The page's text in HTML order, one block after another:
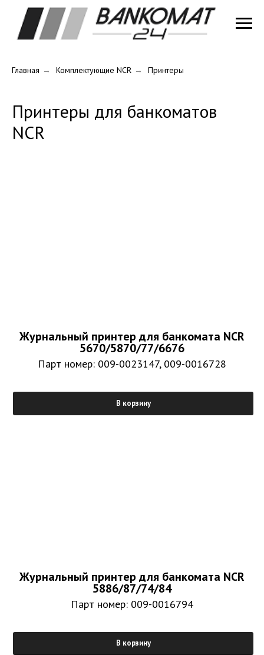
Главная → Комплектующие NCR → Принтеры
Принтеры для банкоматов
NCR
Журнальный принтер для банкомата NCR
5670/5870/77/6676
Парт номер: 009-0023147, 009-0016728
В корзину
Журнальный принтер для банкомата NCR
5886/87/74/84
Парт номер: 009-0016794
В корзину